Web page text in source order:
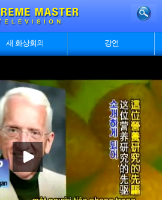
새 화상회의 강연